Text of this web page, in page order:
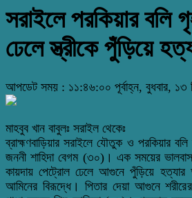
সরাইলে পরকিয়ার বলি
ঢেলে স্ত্রীকে পুঁড়িয়ে
আপডেট সময় : ১১:৪৬:০০ পূর্বাহ্ন, বুধবার, ১৩
মাহবুব খান বাবুলঃ সরাইল থেকেঃ
ব্রাহ্মণবাড়িয়ার সরাইলে যৌতুক ও পরকিয়ার
জননী শাহিদা বেগম (৩০)। এক সময়ের
কায়দায় পেট্রোল ঢেলে আগুনে পুঁড়িয়ে
আমিনের বিরূদ্ধে। পিতার দেয়া আগুনে